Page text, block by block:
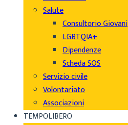
Salute
Consultorio Giovani
LGBTQIA+
Dipendenze
Scheda SOS
Servizio civile
Volontariato
Associazioni
TEMPOLIBERO